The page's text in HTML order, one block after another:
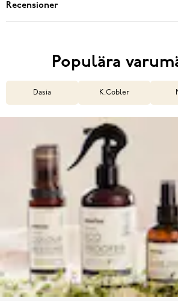
Recensioner
Populära
Dasia K.Cobler